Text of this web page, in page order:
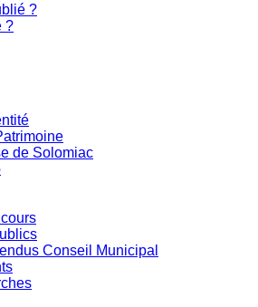
?
?
de Solomiac
Conseil Municipal